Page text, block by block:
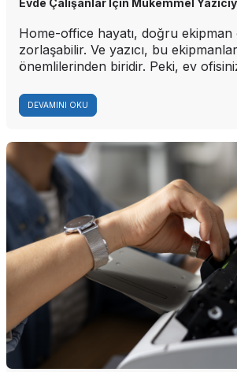
Home-office hayatı, doğru ekipman
zorlaşabilir. Ve yazıcı, bu
önemlilerinden biridir. Peki, ev
olacak bir kontrol listesi:
DEVAMINI OKU